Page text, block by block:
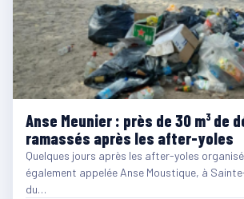
Anse Meunier : près de 30 m³ de
ramassés après les after-yoles
Quelques jours après les after-yoles
également appelée Anse Moustique, à
du…